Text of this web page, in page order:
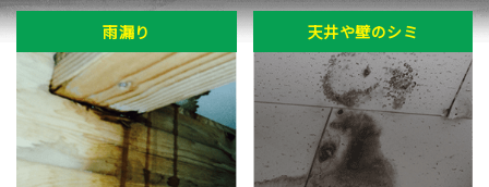
雨漏り 天井や壁のシミ